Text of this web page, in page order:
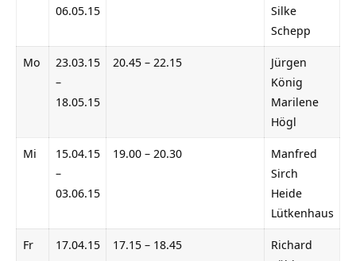
06.05.15
Silke
Schepp
Mo
23.03.15
–
18.05.15
20.45 – 22.15
Jürgen
König
Marilene
Högl
Mi
15.04.15
–
03.06.15
19.00 – 20.30
Manfred
Sirch
Heide
Lütkenhaus
Fr
17.04.15
17.15 – 18.45
Richard